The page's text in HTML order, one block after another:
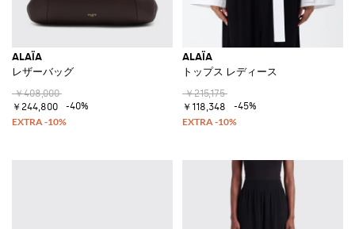
ALAÏA
レザーバッグ
￥408,000
￥244,800
-40%
ALAÏA
トップス レディース
￥215,175
￥118,348
-45%